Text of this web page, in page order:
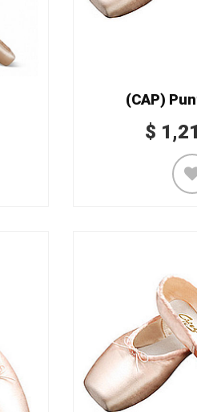
(CAP)
$